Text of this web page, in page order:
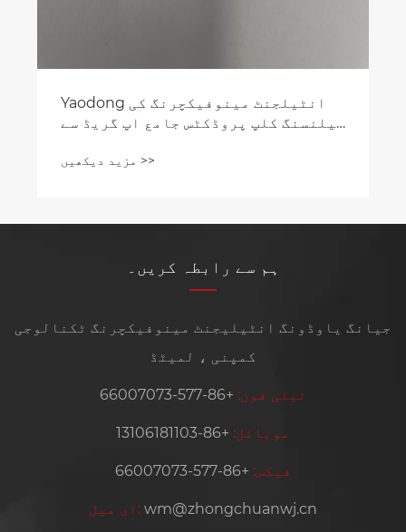
Yaodong انٹیلجنٹ مینوفیکچرنگ کی
بیلنسنگ کلپ پروڈکٹس جامع اپ گریڈ سے
ٹیکنالوجی موثر موٹر آپریشن کو طاقت
مزید دیکھیں >>
ہم سے رابطہ کریں۔
جیانگ یاوڈونگ انٹیلیجنٹ مینوفیکچرنگ ٹکنالوجی
کمپنی ، لمیٹڈ
ٹیلی فون: +86-577-66007073
موبائل: +86-13106181103
فیکس: +86-577-66007073
ای میل: wm@zhongchuanwj.cn